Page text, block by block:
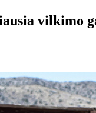
vilkimo